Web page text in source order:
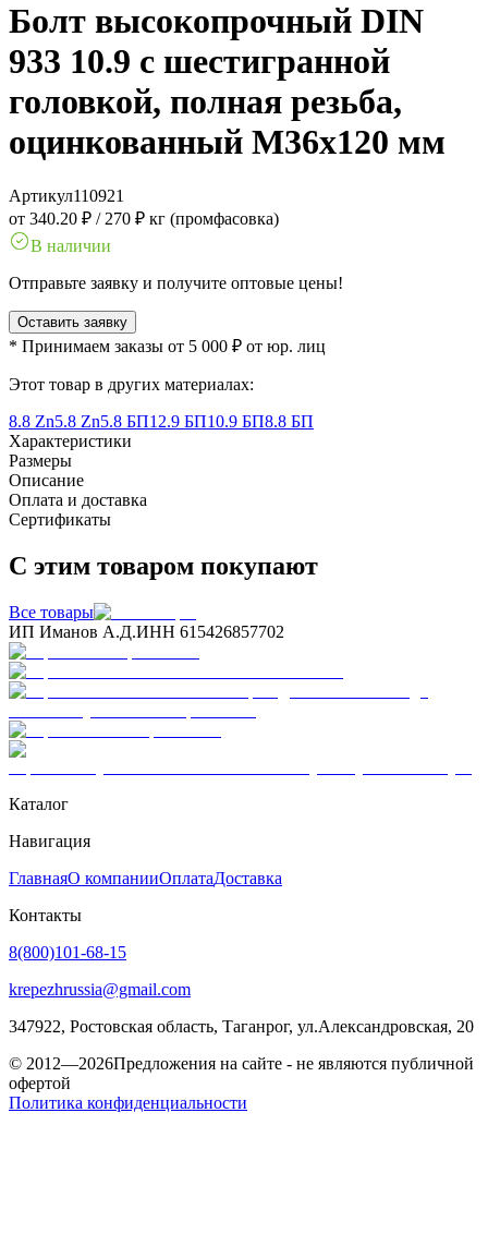
Болт высокопрочный DIN
933 10.9 с шестигранной
головкой, полная резьба,
оцинкованный M36x120 мм
Артикул110921
от 340.20 ₽ / 270 ₽ кг (промфасовка)
В наличии
Отправьте заявку и получите оптовые цены!
Оставить заявку
* Принимаем заказы от 5 000 ₽ от юр. лиц
Этот товар в других материалах:
8.8 Zn5.8 Zn5.8 БП12.9 БП10.9 БП8.8 БП
Характеристики
Размеры
Описание
Оплата и доставка
Сертификаты
С этим товаром покупают
Все товары
ИП Иманов А.Д.ИНН 615426857702
Каталог
Навигация
ГлавнаяО компанииОплатаДоставка
Контакты
8(800)101-68-15
krepezhrussia@gmail.com
347922, Ростовская область, Таганрог, ул.Александровская, 20
© 2012—2026Предложения на сайте - не являются публичной
офертой
Политика конфиденциальности